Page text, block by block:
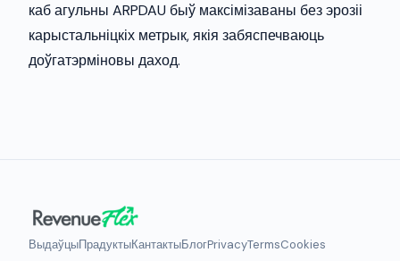
каб агульны ARPDAU быў максімізаваны без эрозіі
карыстальніцкіх метрык, якія забяспечваюць
доўгатэрміновы даход.
ВыдаўцыПрадуктыКантактыБлогPrivacyTermsCookies